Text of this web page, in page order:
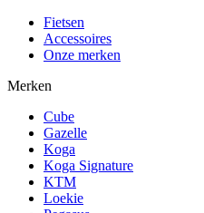
Fietsen
Accessoires
Onze merken
Merken
Cube
Gazelle
Koga
Koga Signature
KTM
Loekie